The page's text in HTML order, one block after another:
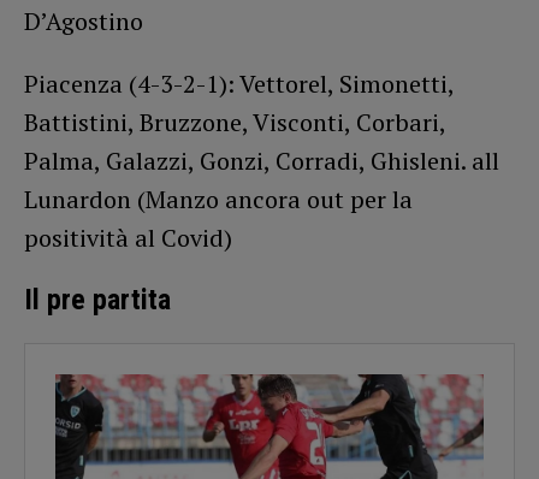
D’Agostino
Piacenza (4-3-2-1): Vettorel, Simonetti,
Battistini, Bruzzone, Visconti, Corbari,
Palma, Galazzi, Gonzi, Corradi, Ghisleni. all
Lunardon (Manzo ancora out per la
positività al Covid)
Il pre partita